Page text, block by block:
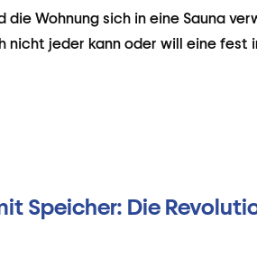
Wohnung sich in eine Sauna
nicht jeder kann oder will eine fest
Speicher: Die